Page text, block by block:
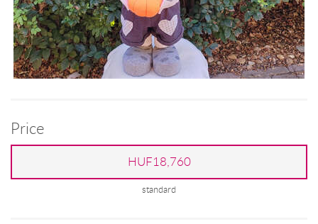
Price
HUF18,760
standard